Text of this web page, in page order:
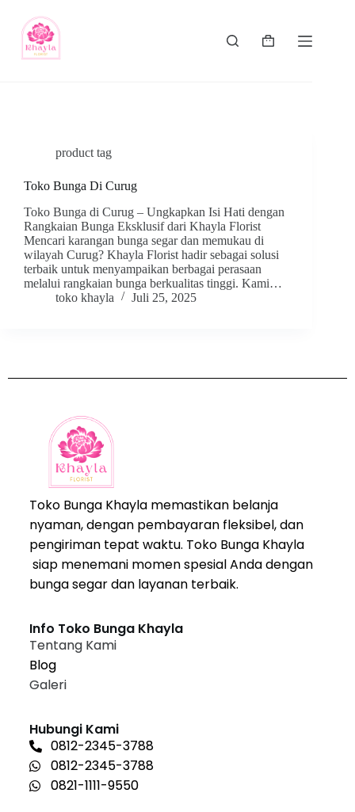
product tag
Toko Bunga Di Curug
Toko Bunga di Curug – Ungkapkan Isi Hati dengan
Rangkaian Bunga Eksklusif dari Khayla Florist
Mencari karangan bunga segar dan memukau di
wilayah Curug? Khayla Florist hadir sebagai solusi
terbaik untuk menyampaikan berbagai perasaan
melalui rangkaian bunga berkualitas tinggi. Kami…
toko khayla
Juli 25, 2025
Toko Bunga Khayla memastikan belanja
nyaman, dengan pembayaran fleksibel, dan
pengiriman tepat waktu. Toko Bunga Khayla
siap menemani momen spesial Anda dengan
bunga segar dan layanan terbaik.
Info Toko Bunga Khayla
Tentang Kami
Blog
Galeri
Hubungi Kami
0812-2345-3788
0812-2345-3788
0821-1111-9550